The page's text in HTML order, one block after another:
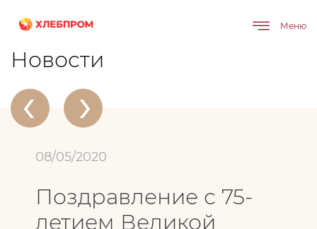
Меню
Главная О компании Поздравление с 75-летием Великой победы!
Новости
‹ ›
08/05/2020
Поздравление с 75-
летием Великой